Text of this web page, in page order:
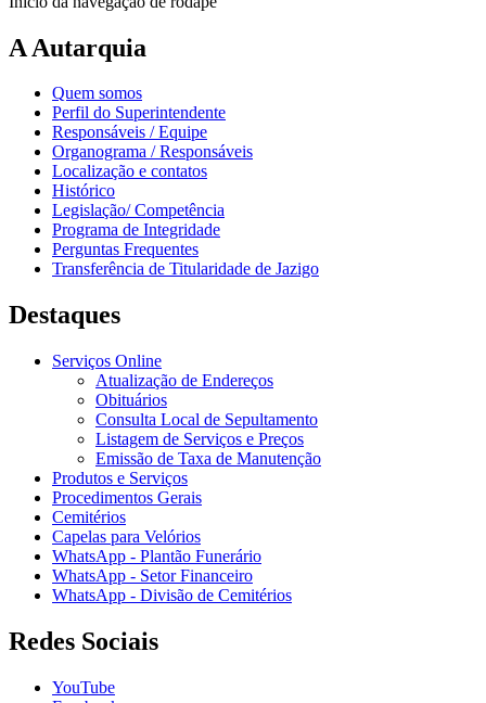
A Autarquia
Quem somos
Perfil do Superintendente
Responsáveis / Equipe
Organograma / Responsáveis
Localização e contatos
Histórico
Legislação/ Competência
Programa de Integridade
Perguntas Frequentes
Transferência de Titularidade de Jazigo
Destaques
Serviços Online
Atualização de Endereços
Obituários
Consulta Local de Sepultamento
Listagem de Serviços e Preços
Emissão de Taxa de Manutenção
Produtos e Serviços
Procedimentos Gerais
Cemitérios
Capelas para Velórios
WhatsApp - Plantão Funerário
WhatsApp - Setor Financeiro
WhatsApp - Divisão de Cemitérios
Redes Sociais
YouTube